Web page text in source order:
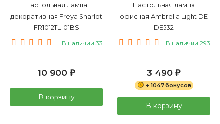
Настольная лампа
декоративная Freya Sharlot
FR1012TL-01BS
В наличии 33
10 900 ₽
В корзину
Настольная лампа
офисная Ambrella Light DE
DE532
В наличии 293
3 490 ₽
+ 1047 бонусов
В корзину